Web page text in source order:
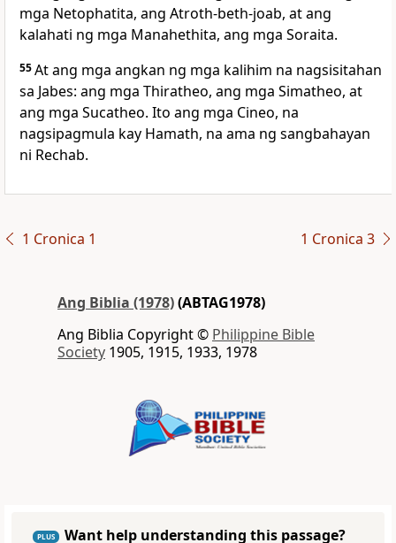
mga Netophatita, ang Atroth-beth-joab, at ang
kalahati ng mga Manahethita, ang mga Soraita.
55At ang mga angkan ng mga kalihim na nagsisitahan
sa Jabes: ang mga Thiratheo, ang mga Simatheo, at
ang mga Sucatheo. Ito ang mga Cineo, na
nagsipagmula kay Hamath, na ama ng sangbahayan
ni Rechab.
1 Cronica 1 1 Cronica 3
Ang Biblia (1978)(ABTAG1978)
Ang Biblia Copyright © Philippine Bible
Society 1905, 1915, 1933, 1978
PLUS
Want help understanding this passage?